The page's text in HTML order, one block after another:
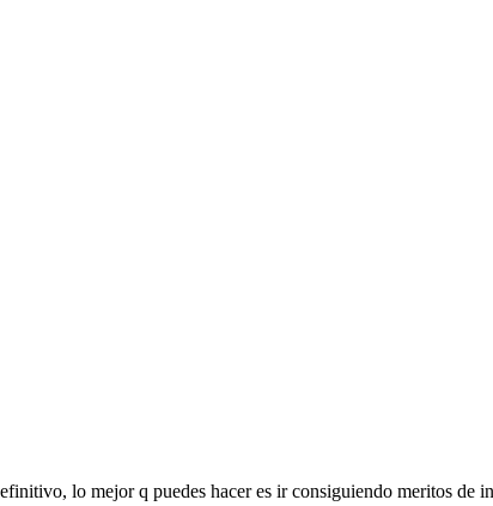
lo mejor q puedes hacer es ir consiguiendo meritos de